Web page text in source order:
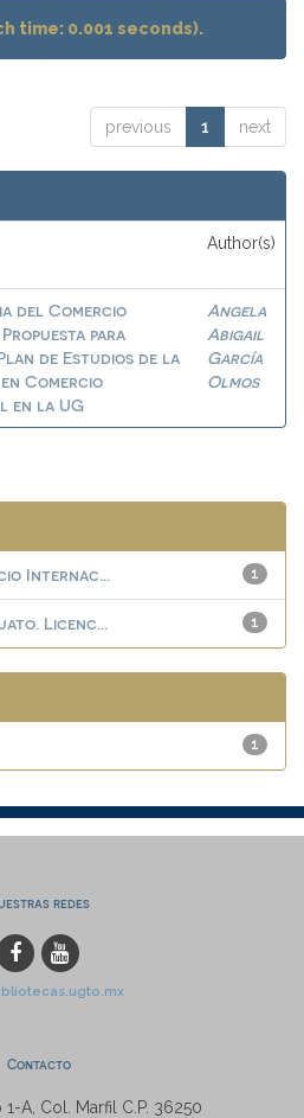
time: 0.001 seconds).
previous 1 next
Author(s)
del Comercio
para
de Estudios de la
Comercio
en la UG
Angela
Abigail
García
Olmos
1
Internac...
1
Licenc...
1
redes
Contacto
1-A, Col. Marfil C.P. 36250